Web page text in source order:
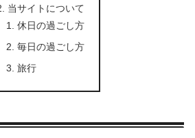
当サイトについて
休日の過ごし方
毎日の過ごし方
旅行